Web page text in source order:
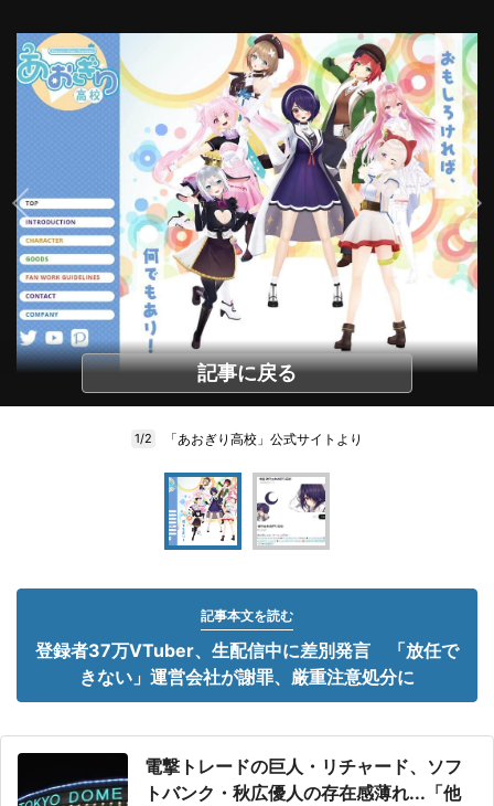
記事に戻る
1/2 「あおぎり高校」公式サイトより
記事本文を読む
登録者37万VTuber、生配信中に差別発言 「放任で
きない」運営会社が謝罪、厳重注意処分に
電撃トレードの巨人・リチャード、ソフ
トバンク・秋広優人の存在感薄れ...「他